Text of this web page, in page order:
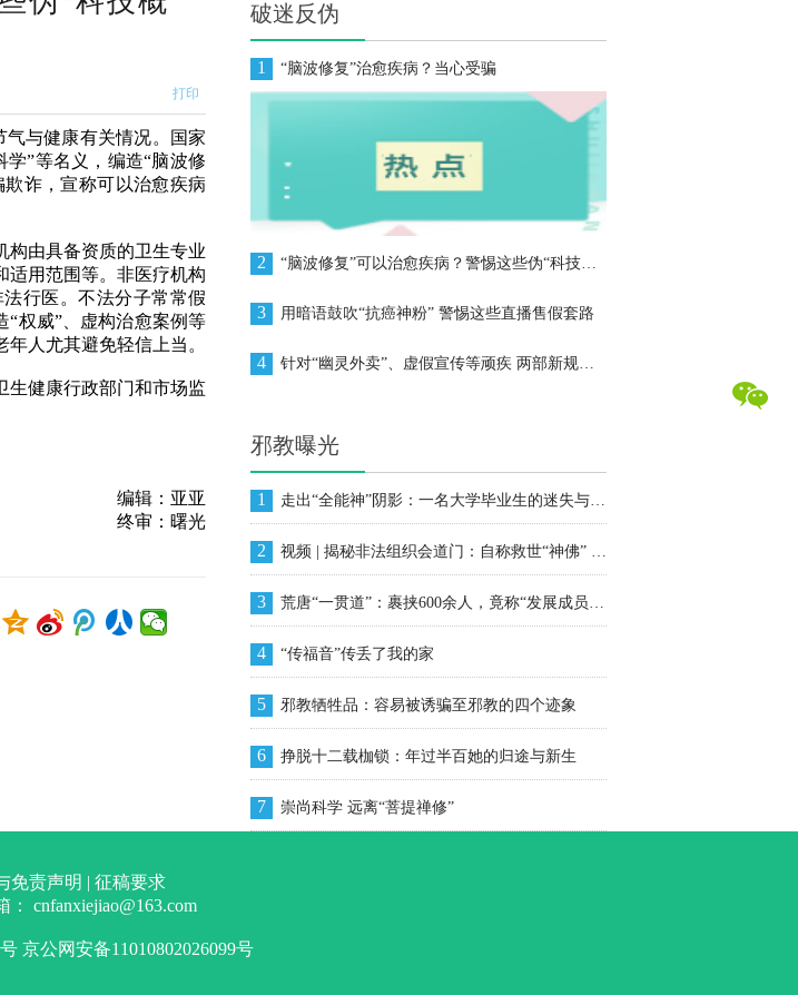
打印
气与健康有关情况。国家
”等名义，编造“脑波修
欺诈，宣称可以治愈疾病
由具备资质的卫生专业
适用范围等。非医疗机构
行医。不法分子常常假
“权威”、虚构治愈案例等
人尤其避免轻信上当。
健康行政部门和市场监
编辑：亚亚
终审：曙光
破迷反伪
1 “脑波修复”治愈疾病？当心受骗
2 “脑波修复”可以治愈疾病？警惕这些伪“科技概念”诈骗
3 用暗语鼓吹“抗癌神粉” 警惕这些直播售假套路
4 针对“幽灵外卖”、虚假宣传等顽疾 两部新规提出哪些新举措？
邪教曝光
1 走出“全能神”阴影：一名大学毕业生的迷失与回归
2 视频 | 揭秘非法组织会道门：自称救世“神佛” 实则做起“皇帝梦”
3 荒唐“一贯道”：裹挟600余人，竟称“发展成员年龄越小功德越大”
4 “传福音”传丢了我的家
5 邪教牺牲品：容易被诱骗至邪教的四个迹象
6 挣脱十二载枷锁：年过半百她的归途与新生
7 崇尚科学 远离“菩提禅修”
免责声明 | 征稿要求
： cnfanxiejiao@163.com
京公网安备11010802026099号